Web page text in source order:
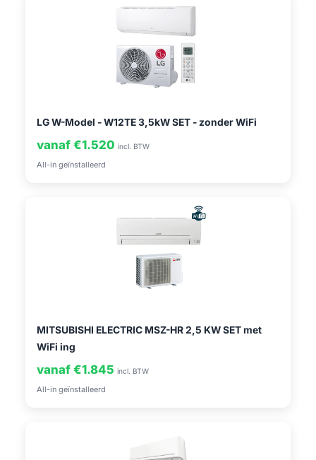
LG W-Model - W12TE 3,5kW SET - zonder WiFi
vanaf €1.520 incl. BTW
All-in geïnstalleerd
MITSUBISHI ELECTRIC MSZ-HR 2,5 KW SET met
WiFi ing
vanaf €1.845 incl. BTW
All-in geïnstalleerd